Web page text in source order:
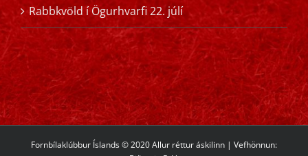
Rabbkvöld í Ögurhvarfi 22. júlí
Fornbílaklúbbur Íslands © 2020 Allur réttur áskilinn | Vefhönnun: